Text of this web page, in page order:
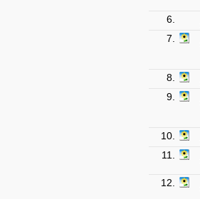
6.
7.
8.
9.
10.
11.
12.